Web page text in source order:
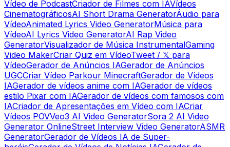
Vídeo de PodcastCriador de Filmes com IAVídeos
CinematográficosAI Short Drama GeneratorÁudio para
VídeoAnimated Lyrics Video GeneratorMúsica para
VídeoAI Lyrics Video GeneratorAI Rap Video
GeneratorVisualizador de Música InstrumentalGaming
Video MakerCriar Quiz em VídeoTweet / 𝕏 para
VídeoGerador de Anúncios IAGerador de Anúncios
UGCCriar Vídeo Parkour MinecraftGerador de Vídeos
IAGerador de vídeos anime com IAGerador de vídeos
estilo Pixar com IAGerador de vídeos com famosos com
IACriador de Apresentações em Vídeo com IACriar
Vídeos POVVeo3 AI Video GeneratorSora 2 AI Video
Generator OnlineStreet Interview Video GeneratorASMR
GeneratorGerador de Vídeos IA de Super-